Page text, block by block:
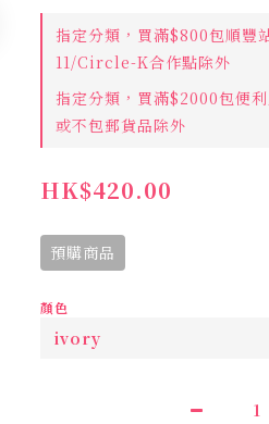
指定分類，買滿$800包順豐
11/Circle-K合作點除外
指定分類，買滿$2000包便
或不包郵貨品除外
HK$420.00
預購商品
顏色